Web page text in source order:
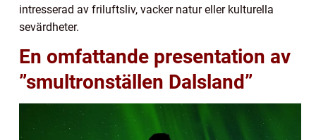
intresserad av friluftsliv, vacker natur eller kulturella
sevärdheter.
En omfattande presentation av
”smultronställen Dalsland”